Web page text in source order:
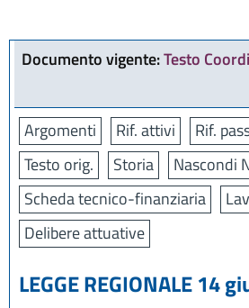
Documento vigente:Testo
Argomenti Rif. attivi Rif.
Testo orig.
Storia
Nascondi
Scheda tecnico-finanziaria
Delibere attuative
LEGGE REGIONALE 14